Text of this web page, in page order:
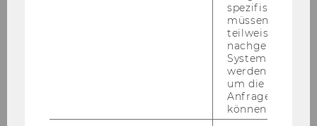
spezifischen
müssen
teilweise von
nachgelagerten
System
werden.
um die Antwort
Anfrage
können.